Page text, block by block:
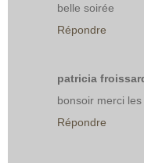
belle soirée
Répondre
patricia
bonsoir merci
Répondre